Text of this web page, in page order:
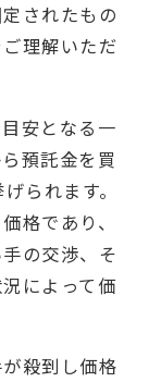
されたもの
理解いただ
安となる一
預託金を買
られます。
格であり、
の交渉、そ
によって価
殺到し価格